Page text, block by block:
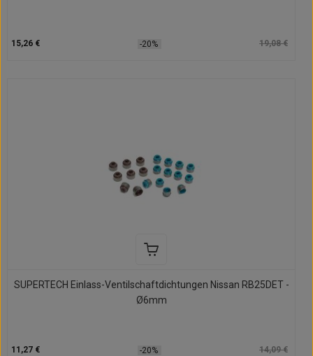
15,26 € -20% 19,08 €
SUPERTECH Einlass-Ventilschaftdichtungen Nissan RB25DET -
Ø6mm
11,27 € -20% 14,09 €